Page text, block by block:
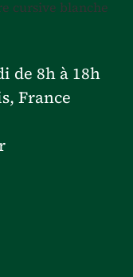
de 8h à 18h
France